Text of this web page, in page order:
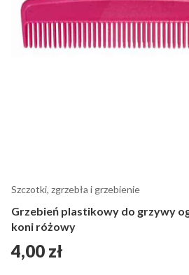
Szczotki, zgrzebła i grzebienie
Grzebień plastikowy do grzywy
koni różowy
Cena
4,00 zł